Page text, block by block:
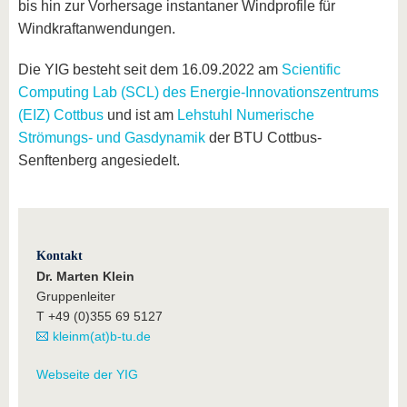
bis hin zur Vorhersage instantaner Windprofile für
Windkraftanwendungen.
Die YIG besteht seit dem 16.09.2022 am Scientific
Computing Lab (SCL) des Energie-Innovationszentrums
(EIZ) Cottbus und ist am Lehstuhl Numerische
Strömungs- und Gasdynamik der BTU Cottbus-
Senftenberg angesiedelt.
Kontakt
Dr. Marten Klein
Gruppenleiter
T +49 (0)355 69 5127
kleinm(at)b-tu.de
Webseite der YIG